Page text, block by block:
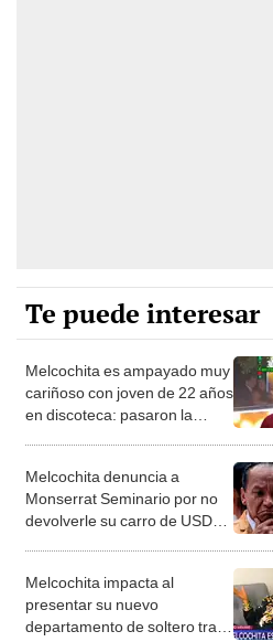
Te puede interesar
Melcochita es ampayado muy
cariñoso con joven de 22 años
en discoteca: pasaron la
Melcochita denuncia a
Monserrat Seminario por no
devolverle su carro de USD
Melcochita impacta al
presentar su nuevo
departamento de soltero tras